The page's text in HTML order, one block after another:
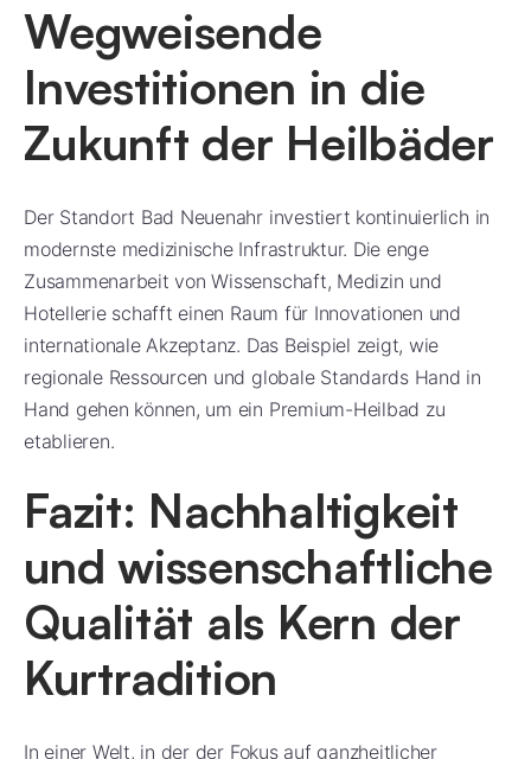
Wegweisende
Investitionen in die
Zukunft der Heilbäder
Der Standort Bad Neuenahr investiert kontinuierlich in
modernste medizinische Infrastruktur. Die enge
Zusammenarbeit von Wissenschaft, Medizin und
Hotellerie schafft einen Raum für Innovationen und
internationale Akzeptanz. Das Beispiel zeigt, wie
regionale Ressourcen und globale Standards Hand in
Hand gehen können, um ein Premium-Heilbad zu
etablieren.
Fazit: Nachhaltigkeit
und wissenschaftliche
Qualität als Kern der
Kurtradition
In einer Welt, in der der Fokus auf ganzheitlicher